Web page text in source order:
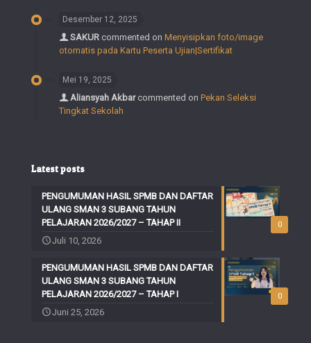
Desember 12, 2025
SAKUR commented on Menyisipkan foto/image
otomatis pada Kartu Peserta Ujian|Sertifikat
Mei 19, 2025
Aliansyah Akbarcommented on Pekan Seleksi
Tingkat Sekolah
Latest posts
0
PENGUMUMAN HASIL SPMB DAN DAFTAR
ULANG SMAN 3 SUBANG TAHUN
PELAJARAN 2026/2027 – TAHAP II
Juli 10, 2026
0
PENGUMUMAN HASIL SPMB DAN DAFTAR
ULANG SMAN 3 SUBANG TAHUN
PELAJARAN 2026/2027 – TAHAP I
Juni 25, 2026